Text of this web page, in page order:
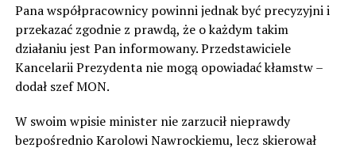
Pana współpracownicy powinni jednak być precyzyjni i
przekazać zgodnie z prawdą, że o każdym takim
działaniu jest Pan informowany. Przedstawiciele
Kancelarii Prezydenta nie mogą opowiadać kłamstw –
dodał szef MON.
W swoim wpisie minister nie zarzucił nieprawdy
bezpośrednio Karolowi Nawrockiemu, lecz skierował